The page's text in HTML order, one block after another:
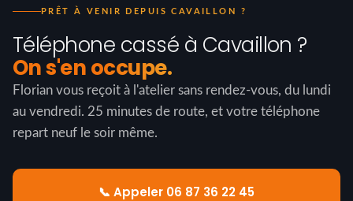
PRÊT À VENIR DEPUIS CAVAILLON ?
Téléphone cassé à Cavaillon ?
On s'en occupe.
Florian vous reçoit à l'atelier sans rendez-vous, du lundi
au vendredi. 25 minutes de route, et votre téléphone
repart neuf le soir même.
📞 Appeler 06 87 36 22 45